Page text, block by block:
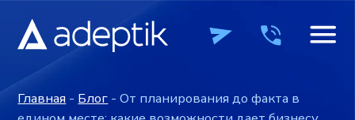
едином месте: какие возможности дает бизнесу
комплексная автоматизация